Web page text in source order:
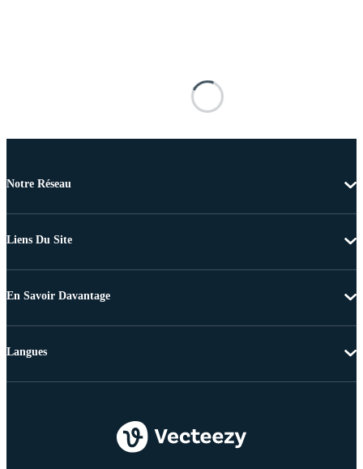
Notre Réseau
Liens Du Site
En Savoir Davantage
Langues